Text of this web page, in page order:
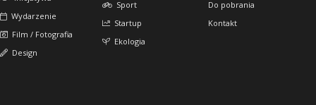
Wydarzenie
Film / Fotografia
Design
Sport
Startup
Ekologia
Do pobrania
Kontakt